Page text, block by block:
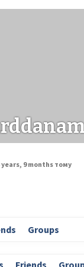
9 months тому
Groups
Friends